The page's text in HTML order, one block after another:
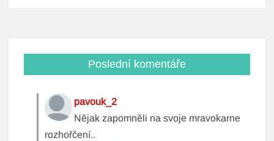
Poslední komentáře
pavouk_2
Nějak zapomněli na svoje mravokarne
rozhořčení..